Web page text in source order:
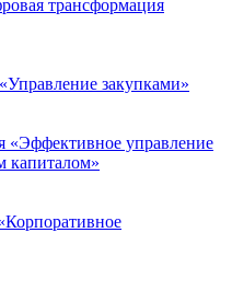
трансформация
закупками»
«Эффективное управление
капиталом»